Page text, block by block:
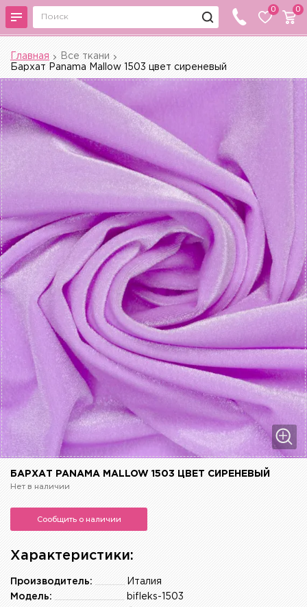
0 0
Главная
Все ткани
Бархат Panama Mallow 1503 цвет сиреневый
БАРХАТ PANAMA MALLOW 1503 ЦВЕТ СИРЕНЕВЫЙ
Нет в наличии
Сообщить о наличии
Характеристики:
Италия
Производитель:
bifleks-1503
Модель: